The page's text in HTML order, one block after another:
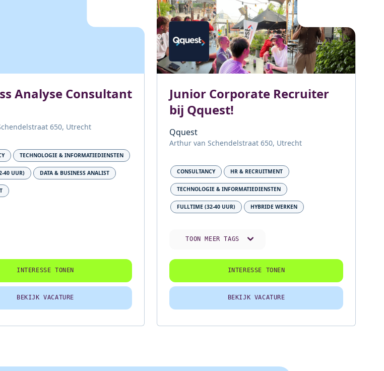
Analyse Consultant
650, Utrecht
TECHNOLOGIE & INFORMATIEDIENSTEN
40 UUR) DATA & BUSINESS ANALIST
INTERESSE TONEN
BEKIJK VACATURE
Junior Corporate Recruiter
bij Qquest!
Qquest
Arthur van Schendelstraat 650, Utrecht
CONSULTANCY HR & RECRUITMENT
TECHNOLOGIE & INFORMATIEDIENSTEN
FULLTIME (32-40 UUR) HYBRIDE WERKEN
TOON MEER TAGS
INTERESSE TONEN
BEKIJK VACATURE